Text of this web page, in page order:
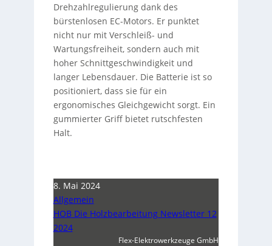
Drehzahlregulierung dank des
bürstenlosen EC-Motors. Er punktet
nicht nur mit Verschleiß- und
Wartungsfreiheit, sondern auch mit
hoher Schnittgeschwindigkeit und
langer Lebensdauer. Die Batterie ist so
positioniert, dass sie für ein
ergonomisches Gleichgewicht sorgt. Ein
gummierter Griff bietet rutschfesten
Halt.
8. Mai 2024
Allgemein
HOB Die Holzbearbeitung Newsletter 12
2024
Flex-Elektrowerkzeuge GmbH